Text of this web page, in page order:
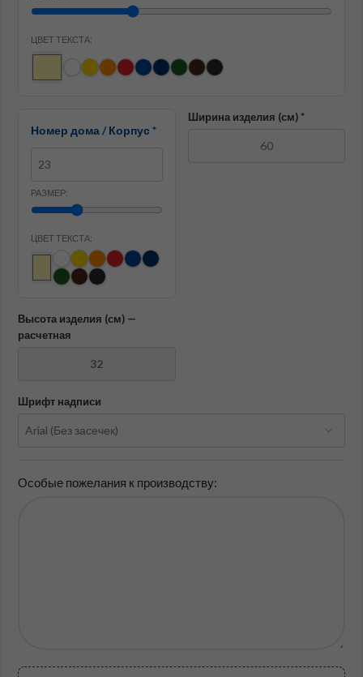
ЦВЕТ ТЕКСТА:
Номер дома / Корпус *
РАЗМЕР:
ЦВЕТ ТЕКСТА:
Ширина изделия (см) *
Высота изделия (см) —
расчетная
Шрифт надписи
Особые пожелания к производству: